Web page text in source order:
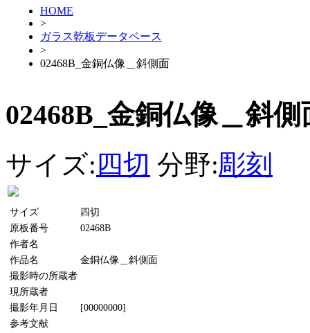
HOME
>
ガラス乾板データベース
>
02468B_金銅仏像＿斜側面
02468B_金銅仏像＿斜側
サイズ: 四切 分野:彫刻
サイズ
四切
原板番号
02468B
作者名
作品名
金銅仏像＿斜側面
撮影時の所蔵者
現所蔵者
撮影年月日
[00000000]
参考文献